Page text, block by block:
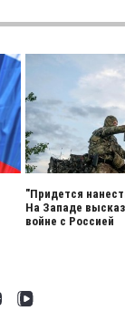
"Придется
На Западе
войне с Россией